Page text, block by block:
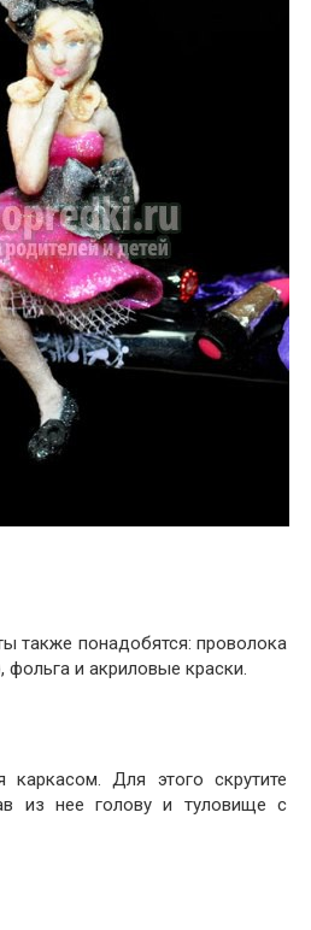
также понадобятся: проволока
фольга и акриловые краски.
каркасом. Для этого скрутите
из нее голову и туловище с